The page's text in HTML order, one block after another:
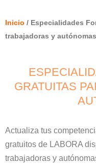
Inicio / Especialidades
trabajadoras y autónomas
GRATUITAS
Actualiza tus
gratuitos de LABORA
trabajadoras y